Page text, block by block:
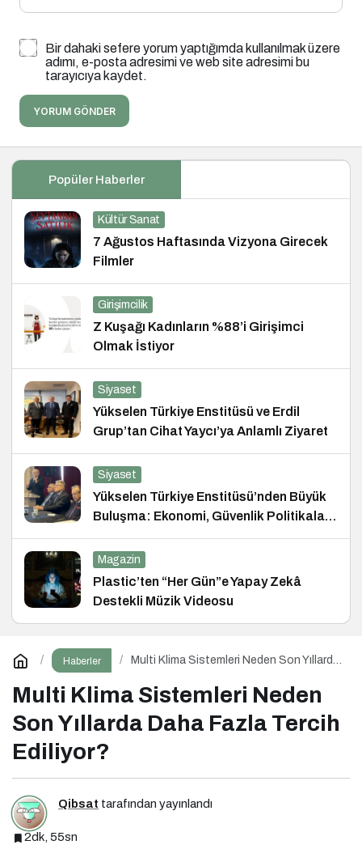
Bir dahaki sefere yorum yaptığımda kullanılmak üzere
adımı, e-posta adresimi ve web site adresimi bu
tarayıcıya kaydet.
YORUM GÖNDER
Popüler Haberler
Kültür Sanat
7 Ağustos Haftasında Vizyona Girecek
Filmler
Girişimcilik
Z Kuşağı Kadınların %88’i Girişimci
Olmak İstiyor
Siyaset
Yükselen Türkiye Enstitüsü ve Erdil
Grup’tan Cihat Yaycı’ya Anlamlı Ziyaret
Siyaset
Yükselen Türkiye Enstitüsü’nden Büyük
Buluşma: Ekonomi, Güvenlik Politikaları
ve Hukuk Konferansı
Magazin
Plastic’ten “Her Gün”e Yapay Zekâ
Destekli Müzik Videosu
Haberler
Multi Klima Sistemleri Neden Son Yıllarda
Multi Klima Sistemleri Neden
Son Yıllarda Daha Fazla Tercih
Ediliyor?
Qibsat tarafından yayınlandı
2dk, 55sn